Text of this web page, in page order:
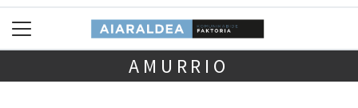
AMURRIO